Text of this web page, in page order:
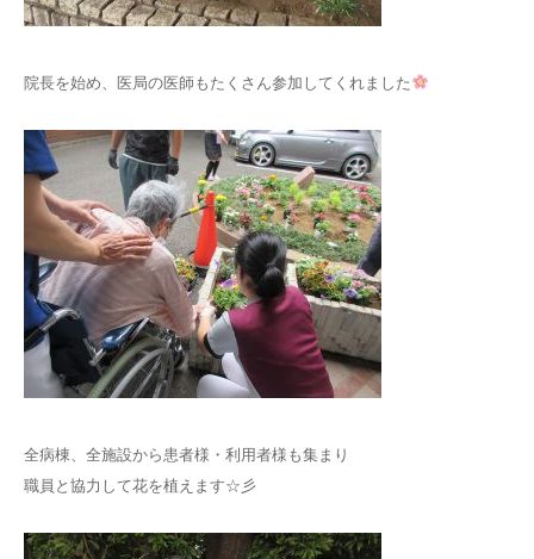
院長を始め、医局の医師もたくさん参加してくれました
全病棟、全施設から患者様・利用者様も集まり
職員と協力して花を植えます☆彡